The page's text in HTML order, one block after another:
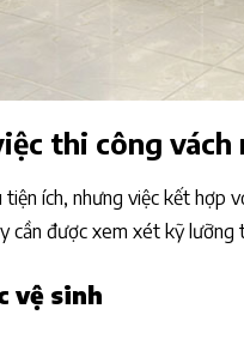
thi công
tiện ích, nhưng việc kết hợp
cần được xem xét kỹ lưỡng
vệ sinh